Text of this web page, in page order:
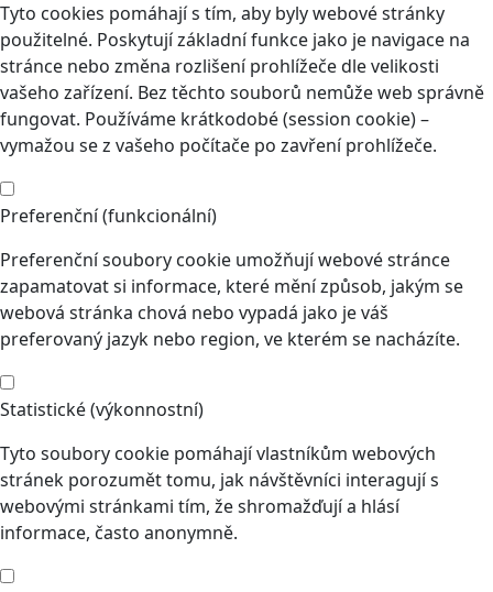
Tyto cookies pomáhají s tím, aby byly webové stránky
použitelné. Poskytují základní funkce jako je navigace na
stránce nebo změna rozlišení prohlížeče dle velikosti
vašeho zařízení. Bez těchto souborů nemůže web správně
fungovat. Používáme krátkodobé (session cookie) –
vymažou se z vašeho počítače po zavření prohlížeče.
Preferenční (funkcionální)
Preferenční soubory cookie umožňují webové stránce
zapamatovat si informace, které mění způsob, jakým se
webová stránka chová nebo vypadá jako je váš
preferovaný jazyk nebo region, ve kterém se nacházíte.
Statistické (výkonnostní)
Tyto soubory cookie pomáhají vlastníkům webových
stránek porozumět tomu, jak návštěvníci interagují s
webovými stránkami tím, že shromažďují a hlásí
informace, často anonymně.